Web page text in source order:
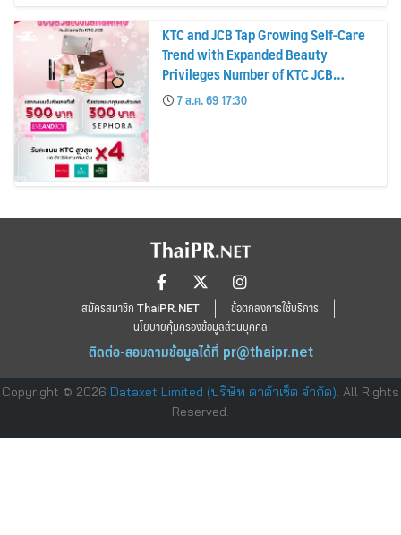
KTC and JCB Tap Growing Self-Care
Trend with Expanded Beauty
Privileges Number of KTC JCB
Cardmembers Spending on
Cosmetics Rises 26%
7 ส.ค. 69 17:30
สมัครสมาชิก ThaiPR.NET
ข้อตกลงการใช้บริการ
นโยบายคุ้มครองข้อมูลส่วนบุคคล
ติดต่อ-สอบถามข้อมูลได้ที่ pr@thaipr.net
Copyright © 2026 Dataxet Limited (บริษัท ดาต้าเซ็ต จำกัด). All Rights
Reserved.